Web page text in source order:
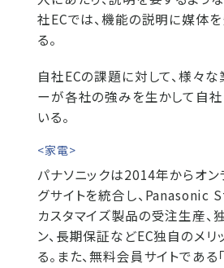
社ECでは、機能の説明に媒体
る。
自社ECの課題に対して、様々
ーが各社の強みを生かして自
いる。
<家電>
パナソニックは2014年からオン
グサイトを統合し、Panasonic
カスタマイズ製品の受注生産、
ン、長期保証などEC独自のメリ
る。また、無料会員サイトである